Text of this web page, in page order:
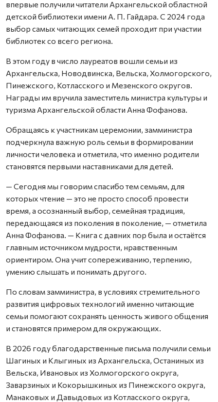
впервые получили читатели Архангельской областной
детской библиотеки имени А. П. Гайдара. С 2024 года
выбор самых читающих семей проходит при участии
библиотек со всего региона.
В этом году в число лауреатов вошли семьи из
Архангельска, Новодвинска, Вельска, Холмогорского,
Пинежского, Котласского и Мезенского округов.
Награды им вручила заместитель министра культуры и
туризма Архангельской области Анна Фофанова.
Обращаясь к участникам церемонии, замминистра
подчеркнула важную роль семьи в формировании
личности человека и отметила, что именно родители
становятся первыми наставниками для детей.
— Сегодня мы говорим спасибо тем семьям, для
которых чтение — это не просто способ провести
время, а осознанный выбор, семейная традиция,
передающаяся из поколения в поколение, — отметила
Анна Фофанова. — Книга с давних пор была и остаётся
главным источником мудрости, нравственным
ориентиром. Она учит сопереживанию, терпению,
умению слышать и понимать другого.
По словам замминистра, в условиях стремительного
развития цифровых технологий именно читающие
семьи помогают сохранять ценность живого общения
и становятся примером для окружающих.
В 2026 году благодарственные письма получили семьи
Шагиных и Клыгиных из Архангельска, Останиных из
Вельска, Ивановых из Холмогорского округа,
Заварзиных и Кокорышкиных из Пинежского округа,
Манаковых и Давыдовых из Котласского округа,